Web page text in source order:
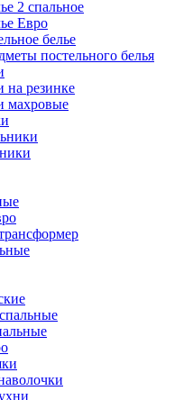
2 спальное
Евро
белье
постельного белья
на резинке
махровые